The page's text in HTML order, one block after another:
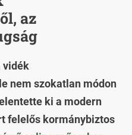
az
vidék
nem szokatlan módon
ki a modern
felelős kormánybiztos